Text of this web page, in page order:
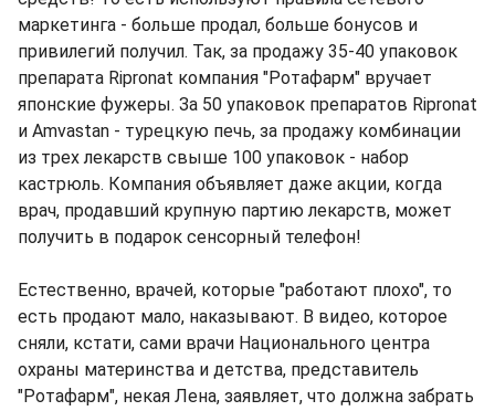
маркетинга - больше продал, больше бонусов и
привилегий получил. Так, за продажу 35-40 упаковок
препарата Ripronat компания "Ротафарм" вручает
японские фужеры. За 50 упаковок препаратов Ripronat
и Amvastan - турецкую печь, за продажу комбинации
из трех лекарств свыше 100 упаковок - набор
кастрюль. Компания объявляет даже акции, когда
врач, продавший крупную партию лекарств, может
получить в подарок сенсорный телефон!
Естественно, врачей, которые "работают плохо", то
есть продают мало, наказывают. В видео, которое
сняли, кстати, сами врачи Национального центра
охраны материнства и детства, представитель
"Ротафарм", некая Лена, заявляет, что должна забрать